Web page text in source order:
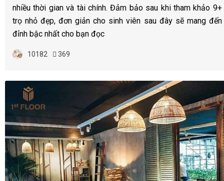
nhiều thời gian và tài chính. Đảm bảo sau khi tham khảo
trọ nhỏ đẹp, đơn giản cho sinh viên sau đây sẽ mang
đỉnh bậc nhất cho bạn đọc
10182 369